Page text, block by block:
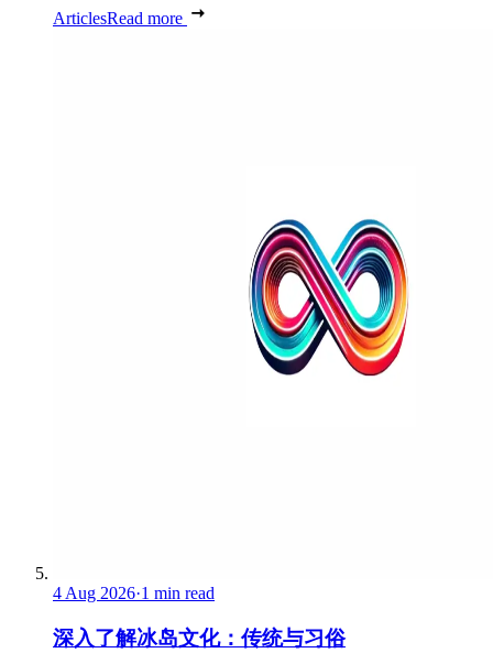
ArticlesRead more
4 Aug 2026·1 min read
深入了解冰岛文化：传统与习俗